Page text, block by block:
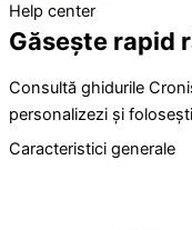
Help center
Găsește rapid
Consultă ghidurile
personalizezi și
Caracteristici generale